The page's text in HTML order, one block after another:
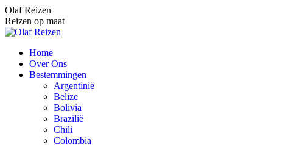
Spring
naar
content
Olaf Reizen
Reizen op maat
Home
Over Ons
Bestemmingen
Argentinië
Belize
Bolivia
Brazilië
Chili
Colombia